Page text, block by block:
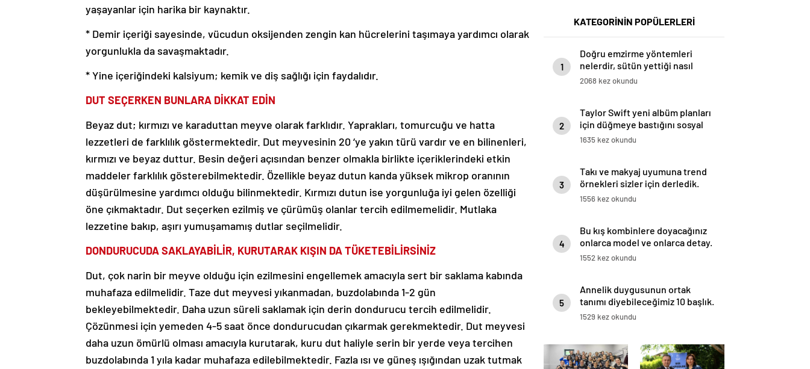
yaşayanlar için harika bir kaynaktır.
* Demir içeriği sayesinde, vücudun oksijenden zengin kan hücrelerini taşımaya yardımcı olarak
yorgunlukla da savaşmaktadır.
* Yine içeriğindeki kalsiyum; kemik ve diş sağlığı için faydalıdır.
DUT SEÇERKEN BUNLARA DİKKAT EDİN
Beyaz dut; kırmızı ve karaduttan meyve olarak farklıdır. Yaprakları, tomurcuğu ve hatta
lezzetleri de farklılık göstermektedir. Dut meyvesinin 20 ‘ye yakın türü vardır ve en bilinenleri,
kırmızı ve beyaz duttur. Besin değeri açısından benzer olmakla birlikte içeriklerindeki etkin
maddeler farklılık gösterebilmektedir. Özellikle beyaz dutun kanda yüksek mikrop oranının
düşürülmesine yardımcı olduğu bilinmektedir. Kırmızı dutun ise yorgunluğa iyi gelen özelliği
öne çıkmaktadır. Dut seçerken ezilmiş ve çürümüş olanlar tercih edilmemelidir. Mutlaka
lezzetine bakıp, aşırı yumuşamamış dutlar seçilmelidir.
DONDURUCUDA SAKLAYABİLİR, KURUTARAK KIŞIN DA TÜKETEBİLİRSİNİZ
Dut, çok narin bir meyve olduğu için ezilmesini engellemek amacıyla sert bir saklama kabında
muhafaza edilmelidir. Taze dut meyvesi yıkanmadan, buzdolabında 1-2 gün
bekleyebilmektedir. Daha uzun süreli saklamak için derin dondurucu tercih edilmelidir.
Çözünmesi için yemeden 4-5 saat önce dondurucudan çıkarmak gerekmektedir. Dut meyvesi
daha uzun ömürlü olması amacıyla kurutarak, kuru dut haliyle serin bir yerde veya tercihen
buzdolabında 1 yıla kadar muhafaza edilebilmektedir. Fazla ısı ve güneş ışığından uzak tutmak
KATEGORİNİN POPÜLERLERİ
1
Doğru emzirme yöntemleri
nelerdir, sütün yettiği nasıl
anlaşılır?
2068 kez okundu
2
Taylor Swift yeni albüm planları
için düğmeye bastığını sosyal
medyadan duyurdu!
1635 kez okundu
3
Takı ve makyaj uyumuna trend
örnekleri sizler için derledik.
1556 kez okundu
4
Bu kış kombinlere doyacağınız
onlarca model ve onlarca detay.
1552 kez okundu
5
Annelik duygusunun ortak
tanımı diyebileceğimiz 10 başlık.
1529 kez okundu